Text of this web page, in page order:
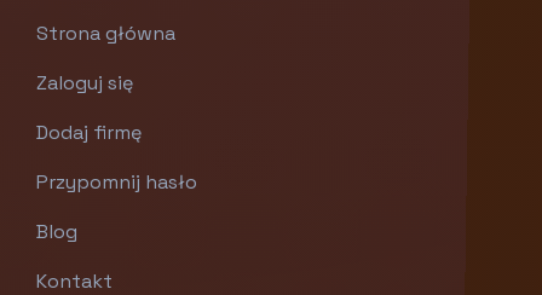
Strona główna
Zaloguj się
Dodaj firmę
Przypomnij hasło
Blog
Kontakt